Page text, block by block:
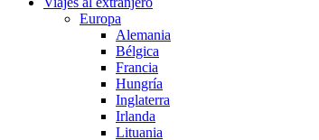
Europa
Alemania
Bélgica
Francia
Hungría
Inglaterra
Irlanda
Lituania